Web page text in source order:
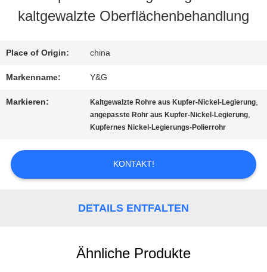
QUALITÄTSKONTROLLE
IN
kaltgewalzte Oberflächenbehandlung
Place of Origin: china
Markenname: Y&G
Markieren: Kaltgewalzte Rohre aus Kupfer-Nickel-Legierung,
angepasste Rohr aus Kupfer-Nickel-Legierung,
Kupfernes Nickel-Legierungs-Polierrohr
KONTAKT!
DETAILS ENTFALTEN
Ähnliche Produkte